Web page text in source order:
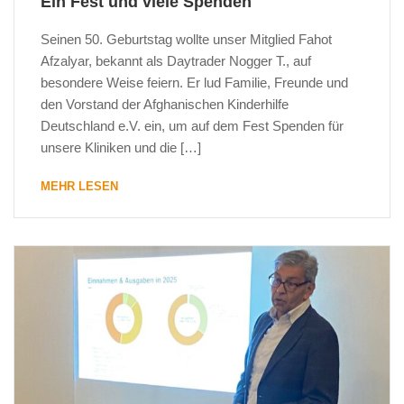
Seinen 50. Geburtstag wollte unser Mitglied Fahot
Afzalyar, bekannt als Daytrader Nogger T., auf
besondere Weise feiern. Er lud Familie, Freunde und
den Vorstand der Afghanischen Kinderhilfe
Deutschland e.V. ein, um auf dem Fest Spenden für
unsere Kliniken und die […]
MEHR LESEN